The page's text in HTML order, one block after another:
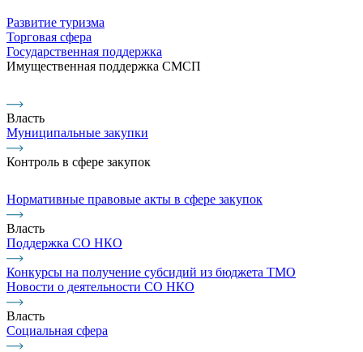
Развитие туризма
Торговая сфера
Государственная поддержка
Имущественная поддержка СМСП
Власть
Муниципальные закупки
Контроль в сфере закупок
Нормативные правовые акты в сфере закупок
Власть
Поддержка СО НКО
Конкурсы на получение субсидий из бюджета ТМО
Новости о деятельности СО НКО
Власть
Социальная сфера